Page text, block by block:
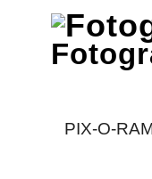
PIX-O-